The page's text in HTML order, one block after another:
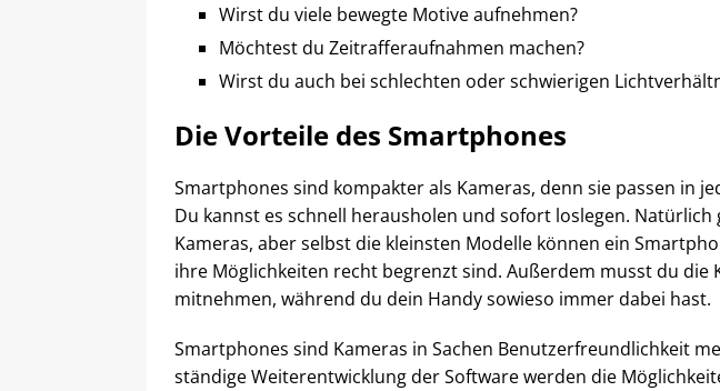
Wirst du viele bewegte Motive aufnehmen?
Möchtest du Zeitrafferaufnahmen machen?
Wirst du auch bei schlechten oder schwierigen
Die Vorteile des Smartphones
Smartphones sind kompakter als Kameras, denn sie passen in
Du kannst es schnell herausholen und sofort loslegen. Natürlich
Kameras, aber selbst die kleinsten Modelle können ein
ihre Möglichkeiten recht begrenzt sind. Außerdem musst du die
mitnehmen, während du dein Handy sowieso immer dabei hast.
Smartphones sind Kameras in Sachen Benutzerfreundlichkeit
ständige Weiterentwicklung der Software werden die